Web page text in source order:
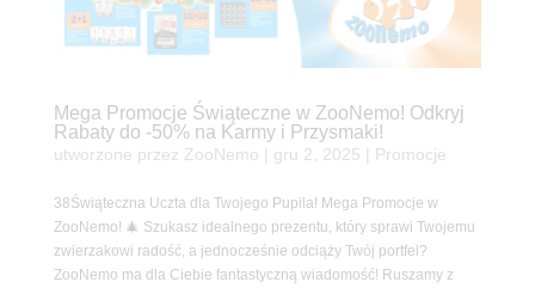
Mega Promocje Świąteczne w ZooNemo! Odkryj
Rabaty do -50% na Karmy i Przysmaki!
utworzone przez ZooNemo gru 2, 2025 Promocje
38Świąteczna Uczta dla Twojego Pupila! Mega Promocje w
ZooNemo! 🎄 Szukasz idealnego prezentu, który sprawi Twojemu
zwierzakowi radość, a jednocześnie odciąży Twój portfel?
ZooNemo ma dla Ciebie fantastyczną wiadomość! Ruszamy z